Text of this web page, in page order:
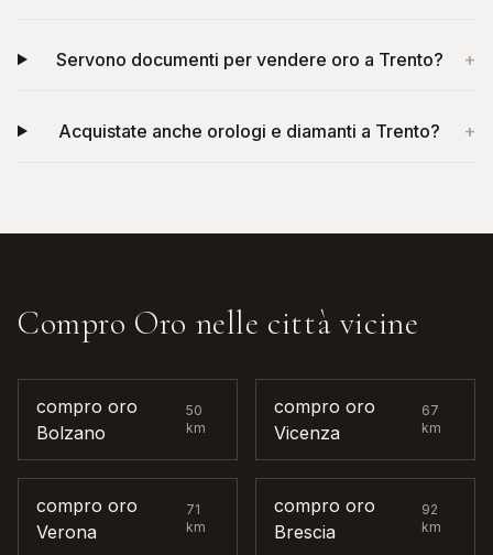
Servono documenti per vendere oro a Trento? +
Acquistate anche orologi e diamanti a Trento? +
Compro Oro nelle città vicine
compro oro
Bolzano
50
km
compro oro
Vicenza
67
km
compro oro
Verona
71
km
compro oro
Brescia
92
km